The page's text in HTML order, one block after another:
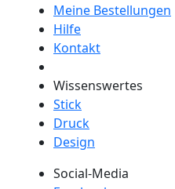
Meine Bestellungen
Hilfe
Kontakt
Wissenswertes
Stick
Druck
Design
Social-Media